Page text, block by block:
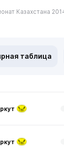
Казахстана
таблица